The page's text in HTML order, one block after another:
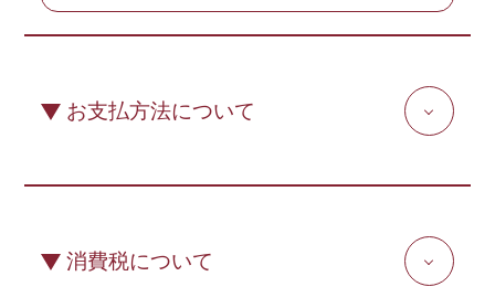
お支払方法について
消費税について